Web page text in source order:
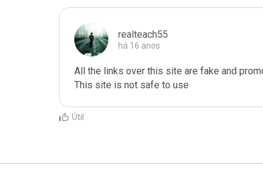
realteach55
há 16 anos
All the links over this site are fake and
Útil